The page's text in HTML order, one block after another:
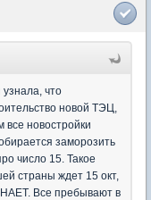
узнала, что
новой ТЭЦ,
все новостройки
заморозить
число 15. Такое
страны ждет 15 окт,
Все пребывают в